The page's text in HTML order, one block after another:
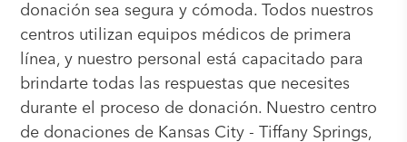
donación sea segura y cómoda. Todos nuestros
centros utilizan equipos médicos de primera
línea, y nuestro personal está capacitado para
brindarte todas las respuestas que necesites
durante el proceso de donación. Nuestro centro
de donaciones de Kansas City - Tiffany Springs,